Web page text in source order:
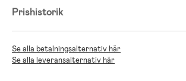
Prishistorik
Se alla betalningsalternativ här
Se alla leveransalternativ här